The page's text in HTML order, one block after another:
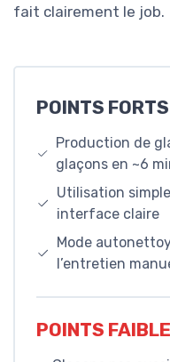
fait clairement le job.
POINTS FORTS
Production de
glaçons en ~6
Utilisation
interface claire
Mode
l’entretien
POINTS